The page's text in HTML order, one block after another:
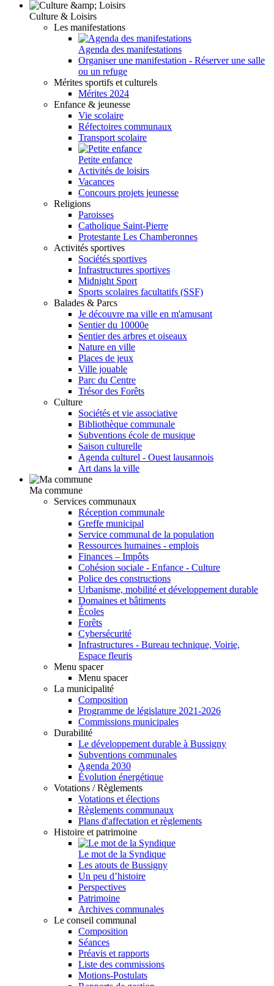
Culture & Loisirs
Les manifestations
Agenda des manifestations
Organiser une manifestation - Réserver une salle
ou un refuge
Mérites sportifs et culturels
Mérites 2024
Enfance & jeunesse
Vie scolaire
Réfectoires communaux
Transport scolaire
Petite enfance
Activités de loisirs
Vacances
Concours projets jeunesse
Religions
Paroisses
Catholique Saint-Pierre
Protestante Les Chamberonnes
Activités sportives
Sociétés sportives
Infrastructures sportives
Midnight Sport
Sports scolaires facultatifs (SSF)
Balades & Parcs
Je découvre ma ville en m'amusant
Sentier du 10000e
Sentier des arbres et oiseaux
Nature en ville
Places de jeux
Ville jouable
Parc du Centre
Trésor des Forêts
Culture
Sociétés et vie associative
Bibliothèque communale
Subventions école de musique
Saison culturelle
Agenda culturel - Ouest lausannois
Art dans la ville
Ma commune
Services communaux
Réception communale
Greffe municipal
Service communal de la population
Ressources humaines - emplois
Finances – Impôts
Cohésion sociale - Enfance - Culture
Police des constructions
Urbanisme, mobilité et développement durable
Domaines et bâtiments
Écoles
Forêts
Cybersécurité
Infrastructures - Bureau technique, Voirie,
Espace fleuris
Menu spacer
Menu spacer
La municipalité
Composition
Programme de législature 2021-2026
Commissions municipales
Durabilité
Le développement durable à Bussigny
Subventions communales
Agenda 2030
Évolution énergétique
Votations / Règlements
Votations et élections
Règlements communaux
Plans d'affectation et règlements
Histoire et patrimoine
Le mot de la Syndique
Les atouts de Bussigny
Un peu d’histoire
Perspectives
Patrimoine
Archives communales
Le conseil communal
Composition
Séances
Préavis et rapports
Liste des commissions
Motions-Postulats